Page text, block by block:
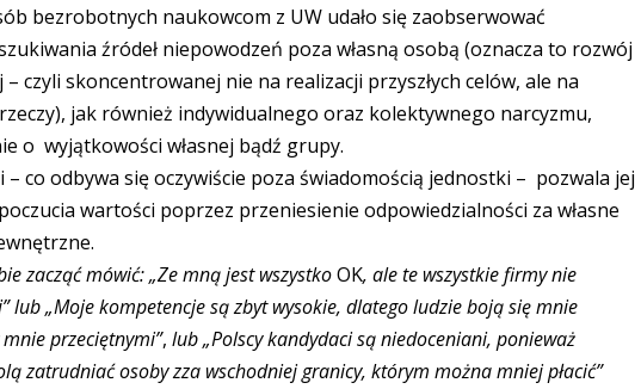
bezrobotnych naukowcom z UW udało się zaobserwować
źródeł niepowodzeń poza własną osobą (oznacza to rozwój
czyli skoncentrowanej nie na realizacji przyszłych celów, ale na
jak również indywidualnego oraz kolektywnego narcyzmu,
o wyjątkowości własnej bądź grupy.
co odbywa się oczywiście poza świadomością jednostki – pozwala jej
wartości poprzez przeniesienie odpowiedzialności za własne
zacząć mówić: „Ze mną jest wszystkoOK, ale te wszystkie firmy nie
”lub„Moje kompetencje są zbyt wysokie, dlatego ludzie boją się mnie
przeciętnymi”, lub„Polscy kandydaci są niedoceniani, ponieważ
zatrudniać osoby zza wschodniej granicy, którym można mniej płacić”